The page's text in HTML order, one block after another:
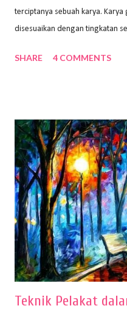
terciptanya sebuah karya.
disesuaikan dengan tingkatan
sehingga hasilnya bisa dilihat.
memiliki spesifikasi berbeda
menggambar bentuk: 1.
membutuhkan kertas yang baik
nyaman dan maksimal. Bahan
adalah tidak mudah sobek,
proses menggores dan
ideal digunakan untuk
menggunakan pen...
SHARE 4 COMMENTS
Teknik Pelakat